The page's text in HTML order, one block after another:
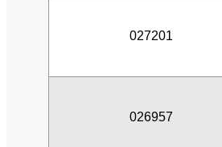
027201
026957